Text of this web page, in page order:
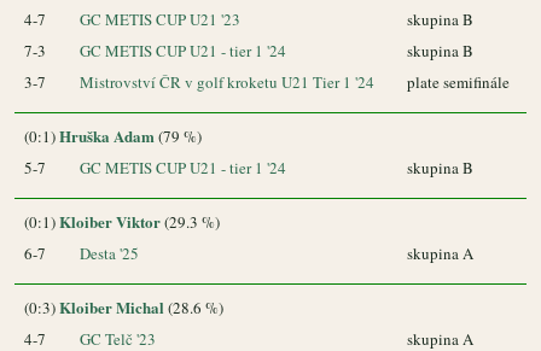
4-7
GC METIS CUP U21 '23
skupina B
7-3
GC METIS CUP U21 - tier 1 '24
skupina B
3-7
Mistrovství ČR v golf kroketu U21 Tier 1 '24 plate semifinále
(0:1)Hruška Adam (79 %)
5-7
GC METIS CUP U21 - tier 1 '24 skupina B
(0:1)Kloiber Viktor(29.3 %)
6-7
Desta '25 skupina A
(0:3)Kloiber Michal (28.6 %)
4-7
GC Telč '23
skupina A